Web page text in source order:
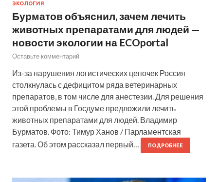
ЭКОЛОГИЯ
Бурматов объяснил, зачем лечить
животных препаратами для людей —
новости экологии на ECOportal
Оставьте комментарий
Из-за нарушения логистических цепочек Россия
столкнулась с дефицитом ряда ветеринарных
препаратов, в том числе для анестезии. Для решения
этой проблемы в Госдуме предложили лечить
животных препаратами для людей. Владимир
Бурматов. Фото: Тимур Ханов / Парламентская
газета. Об этом рассказал первый…
ПОДРОБНЕЕ